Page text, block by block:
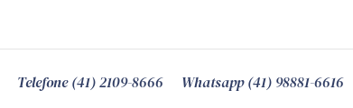
Telefone (41) 2109-8666 Whatsapp (41) 98881-6616